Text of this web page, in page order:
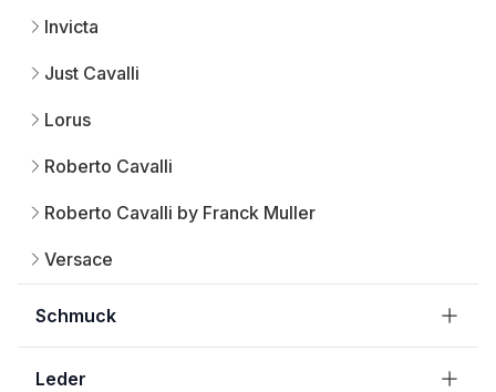
Invicta
Just Cavalli
Lorus
Roberto Cavalli
Roberto Cavalli by Franck Muller
Versace
Schmuck
Leder